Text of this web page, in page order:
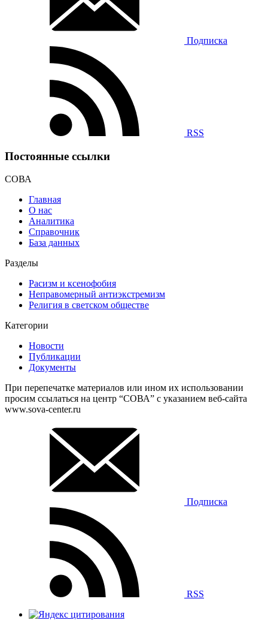
Подписка
RSS
Постоянные ссылки
СОВА
Главная
О нас
Аналитика
Справочник
База данных
Разделы
Расизм и ксенофобия
Неправомерный антиэкстремизм
Религия в светском обществе
Категории
Новости
Публикации
Документы
При перепечатке материалов или ином их использовании
просим ссылаться на центр “СОВА” с указанием веб-сайта
www.sova-center.ru
Подписка
RSS